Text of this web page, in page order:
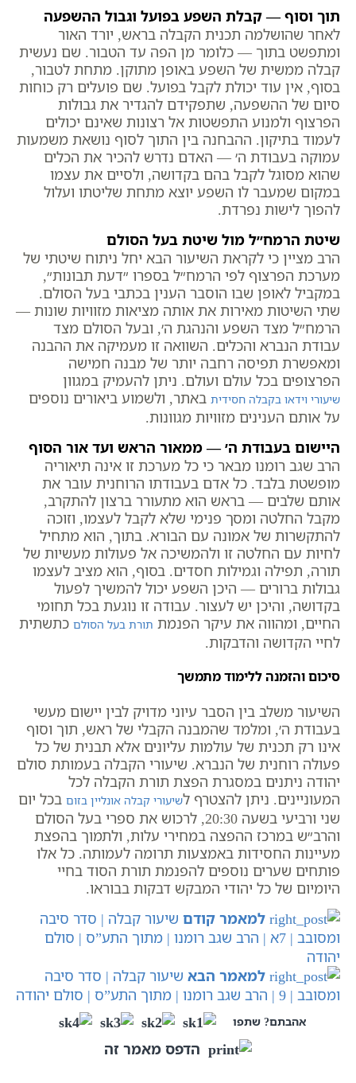
תוך וסוף — קבלת השפע בפועל וגבול ההשפעה
לאחר שהושלמה תכנית הקבלה בראש, יורד האור
ומתפשט בתוך — כלומר מן הפה עד הטבור. שם נעשית
קבלה ממשית של השפע באופן מתוקן. מתחת לטבור,
בסוף, אין עוד יכולת לקבל בפועל. שם פועלים רק כוחות
סיום של ההשפעה, שתפקידם להגדיר את גבולות
הפרצוף ולמנוע התפשטות אל רצונות שאינם יכולים
לעמוד בתיקון. ההבחנה בין התוך לסוף נושאת משמעות
עמוקה בעבודת ה׳ — האדם נדרש להכיר את הכלים
שהוא מסוגל לקבל בהם בקדושה, ולסיים את עצמו
במקום שמעבר לו השפע יוצא מתחת שליטתו ועלול
להפוך לישות נפרדת.
שיטת הרמח״ל מול שיטת בעל הסולם
הרב מציין כי לקראת השיעור הבא יחל ניתוח שיטתי של
מערכת הפרצוף לפי הרמח״ל בספרו ״דעת תבונות״,
במקביל לאופן שבו הוסבר הענין בכתבי בעל הסולם.
שתי השיטות מאירות את אותה מציאות מזוויות שונות —
הרמח״ל מצד השפע והנהגת ה׳, ובעל הסולם מצד
עבודת הנברא והכלים. השוואה זו מעמיקה את ההבנה
ומאפשרת תפיסה רחבה יותר של מבנה חמישה
הפרצופים בכל עולם ועולם. ניתן להעמיק במגוון
שיעורי וידאו בקבלה חסידית באתר, ולשמוע ביאורים נוספים
על אותם הענינים מזוויות מגוונות.
היישום בעבודת ה׳ — ממאור הראש ועד אור הסוף
הרב שגב רומנו מבאר כי כל מערכת זו אינה תיאוריה
מופשטת בלבד. כל אדם בעבודתו הרוחנית עובר את
אותם שלבים — בראש הוא מתעורר ברצון להתקרב,
מקבל החלטה ומסך פנימי שלא לקבל לעצמו, וזוכה
להתקשרות של אמונה עם הבורא. בתוך, הוא מתחיל
לחיות עם החלטה זו ולהמשיכה אל פעולות מעשיות של
תורה, תפילה וגמילות חסדים. בסוף, הוא מציב לעצמו
גבולות ברורים — היכן השפע יכול להמשיך לפעול
בקדושה, והיכן יש לעצור. עבודה זו נוגעת בכל תחומי
החיים, ומהווה את עיקר הפנמת תורת בעל הסולם כתשתית
לחיי הקדושה והדבקות.
סיכום והזמנה ללימוד מתמשך
השיעור משלב בין הסבר עיוני מדויק לבין יישום מעשי
בעבודת ה׳, ומלמד שהמבנה הקבלי של ראש, תוך וסוף
אינו רק תכנית של עולמות עליונים אלא תבנית של כל
פעולה רוחנית של הנברא. שיעורי הקבלה בעמותת סולם
יהודה ניתנים במסגרת הפצת תורת הקבלה לכל
המעוניינים. ניתן להצטרף לשיעורי קבלה אונליין בזום בכל יום
שני ורביעי בשעה 20:30, לרכוש את ספרי בעל הסולם
והרב״ש במרכז ההפצה במחירי עלות, ולתמוך בהפצת
מעיינות החסידות באמצעות תרומה לעמותה. כל אלו
פותחים שערים נוספים להפנמת תורת הסוד בחיי
היומיום של כל יהודי המבקש דבקות בבוראו.
למאמר קודם שיעור קבלה | סדר סיבה
ומסובב | 7א | הרב שגב רומנו | מתוך התע”ס | סולם
יהודה
למאמר הבא שיעור קבלה | סדר סיבה
ומסובב | 9 | הרב שגב רומנו | מתוך התע”ס | סולם יהודה
אהבתם? שתפו
הדפס מאמר זה